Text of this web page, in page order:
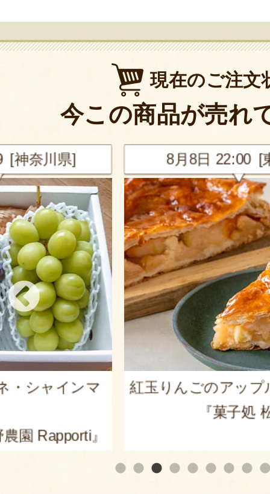
現在のご注文
今この商品が売れ
川県]
ャインマ
』
8月8日 22:00 [東京
紅玉りんごのアップルパ
『菓子処 松月